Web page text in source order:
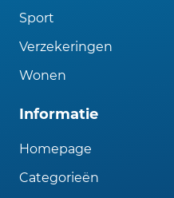
Sport
Verzekeringen
Wonen
Informatie
Homepage
Categorieën